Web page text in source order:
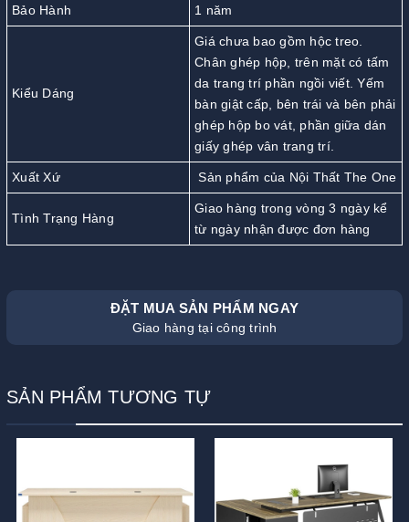
Bảo Hành 1 năm
Kiểu Dáng
Giá chưa bao gồm hộc treo.
Chân ghép hộp, trên mặt có tấm
da trang trí phần ngồi viết. Yếm
bàn giật cấp, bên trái và bên phải
ghép hộp bo vát, phần giữa dán
giấy ghép vân trang trí.
Xuất Xứ Sản phẩm của Nội Thất The One
Tình Trạng Hàng
Giao hàng trong vòng 3 ngày kể
từ ngày nhận được đơn hàng
ĐẶT MUA SẢN PHẨM NGAY
Giao hàng tại công trình
SẢN PHẨM TƯƠNG TỰ